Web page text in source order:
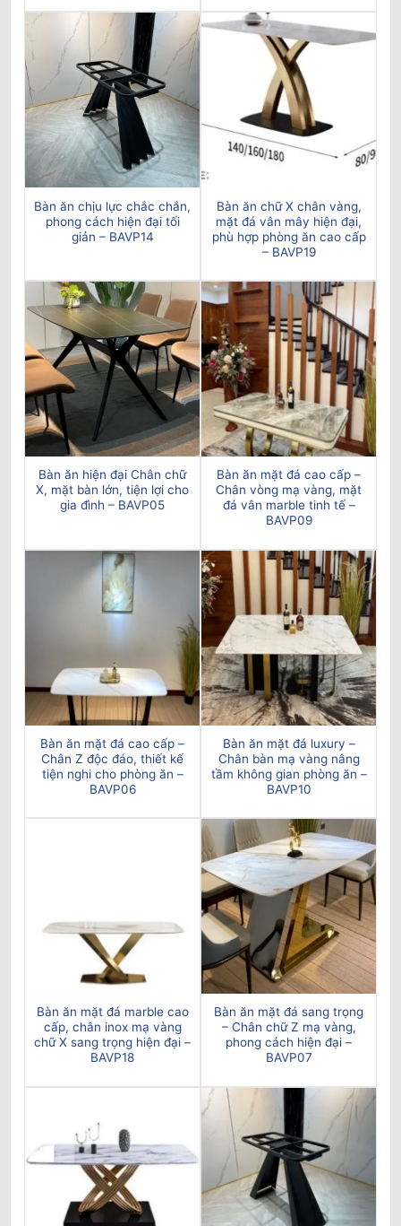
Bàn ăn chịu lực chắc chắn,
phong cách hiện đại tối
giản – BAVP14
Bàn ăn chữ X chân vàng,
mặt đá vân mây hiện đại,
phù hợp phòng ăn cao cấp
– BAVP19
Bàn ăn hiện đại Chân chữ
X, mặt bàn lớn, tiện lợi cho
gia đình – BAVP05
Bàn ăn mặt đá cao cấp –
Chân vòng mạ vàng, mặt
đá vân marble tinh tế –
BAVP09
Bàn ăn mặt đá cao cấp –
Chân Z độc đáo, thiết kế
tiện nghi cho phòng ăn –
BAVP06
Bàn ăn mặt đá luxury –
Chân bàn mạ vàng nâng
tầm không gian phòng ăn –
BAVP10
Bàn ăn mặt đá marble cao
cấp, chân inox mạ vàng
chữ X sang trọng hiện đại –
BAVP18
Bàn ăn mặt đá sang trọng
– Chân chữ Z mạ vàng,
phong cách hiện đại –
BAVP07